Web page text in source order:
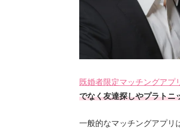
既婚者限定マッチングアプ
でなく友達探しやプラトニ
一般的なマッチングアプリ